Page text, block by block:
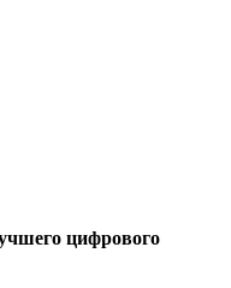
цифрового